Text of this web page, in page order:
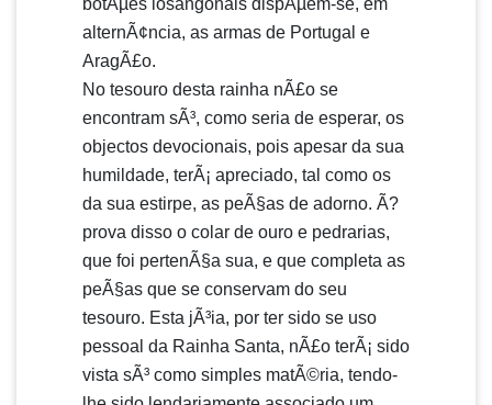
botÃµes losangonais dispÃµem-se, em
alternÃ¢ncia, as armas de Portugal e
AragÃ£o.
No tesouro desta rainha nÃ£o se
encontram sÃ³, como seria de esperar, os
objectos devocionais, pois apesar da sua
humildade, terÃ¡ apreciado, tal como os
da sua estirpe, as peÃ§as de adorno. Ã?
prova disso o colar de ouro e pedrarias,
que foi pertenÃ§a sua, e que completa as
peÃ§as que se conservam do seu
tesouro. Esta jÃ³ia, por ter sido se uso
pessoal da Rainha Santa, nÃ£o terÃ¡ sido
vista sÃ³ como simples matÃ©ria, tendo-